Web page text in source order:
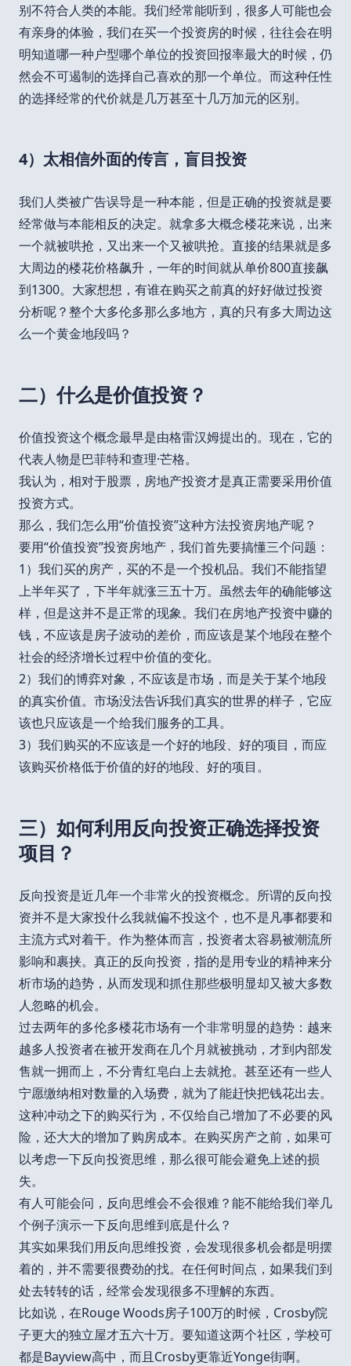
别不符合人类的本能。我们经常能听到，很多人可能也会
有亲身的体验，我们在买一个投资房的时候，往往会在明
明知道哪一种户型哪个单位的投资回报率最大的时候，仍
然会不可遏制的选择自己喜欢的那一个单位。而这种任性
的选择经常的代价就是几万甚至十几万加元的区别。
4）太相信外面的传言，盲目投资
我们人类被广告误导是一种本能，但是正确的投资就是要
经常做与本能相反的决定。就拿多大概念楼花来说，出来
一个就被哄抢，又出来一个又被哄抢。直接的结果就是多
大周边的楼花价格飙升，一年的时间就从单价800直接飙
到1300。大家想想，有谁在购买之前真的好好做过投资
分析呢？整个大多伦多那么多地方，真的只有多大周边这
么一个黄金地段吗？
二）什么是价值投资？
价值投资这个概念最早是由格雷汉姆提出的。现在，它的
代表人物是巴菲特和查理·芒格。
我认为，相对于股票，房地产投资才是真正需要采用价值
投资方式。
那么，我们怎么用“价值投资”这种方法投资房地产呢？
要用“价值投资”投资房地产，我们首先要搞懂三个问题：
1）我们买的房产，买的不是一个投机品。我们不能指望
上半年买了，下半年就涨三五十万。虽然去年的确能够这
样，但是这并不是正常的现象。我们在房地产投资中赚的
钱，不应该是房子波动的差价，而应该是某个地段在整个
社会的经济增长过程中价值的变化。
2）我们的博弈对象，不应该是市场，而是关于某个地段
的真实价值。市场没法告诉我们真实的世界的样子，它应
该也只应该是一个给我们服务的工具。
3）我们购买的不应该是一个好的地段、好的项目，而应
该购买价格低于价值的好的地段、好的项目。
三）如何利用反向投资正确选择投资
项目？
反向投资是近几年一个非常火的投资概念。所谓的反向投
资并不是大家投什么我就偏不投这个，也不是凡事都要和
主流方式对着干。作为整体而言，投资者太容易被潮流所
影响和裹挟。真正的反向投资，指的是用专业的精神来分
析市场的趋势，从而发现和抓住那些极明显却又被大多数
人忽略的机会。
过去两年的多伦多楼花市场有一个非常明显的趋势：越来
越多人投资者在被开发商在几个月就被挑动，才到内部发
售就一拥而上，不分青红皂白上去就抢。甚至还有一些人
宁愿缴纳相对数量的入场费，就为了能赶快把钱花出去。
这种冲动之下的购买行为，不仅给自己增加了不必要的风
险，还大大的增加了购房成本。在购买房产之前，如果可
以考虑一下反向投资思维，那么很可能会避免上述的损
失。
有人可能会问，反向思维会不会很难？能不能给我们举几
个例子演示一下反向思维到底是什么？
其实如果我们用反向思维投资，会发现很多机会都是明摆
着的，并不需要很费劲的找。在任何时间点，如果我们到
处去转转的话，经常会发现很多不理解的东西。
比如说，在Rouge Woods房子100万的时候，Crosby院
子更大的独立屋才五六十万。要知道这两个社区，学校可
都是Bayview高中，而且Crosby更靠近Yonge街啊。